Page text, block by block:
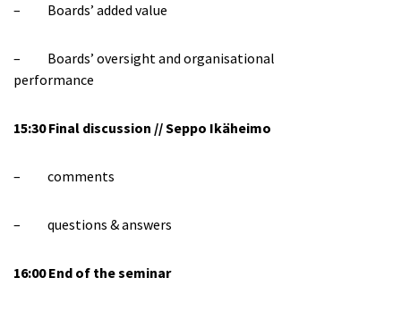
– Boards’ added value
– Boards’ oversight and organisational
performance
15:30 Final discussion // Seppo Ikäheimo
– comments
– questions & answers
16:00 End of the seminar